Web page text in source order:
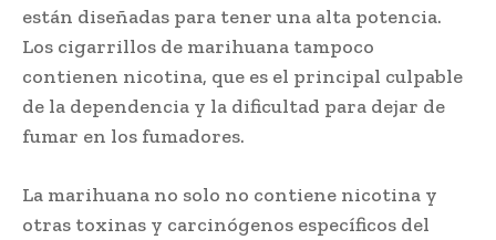
están diseñadas para tener una alta potencia.
Los cigarrillos de marihuana tampoco
contienen nicotina, que es el principal culpable
de la dependencia y la dificultad para dejar de
fumar en los fumadores.
La marihuana no solo no contiene nicotina y
otras toxinas y carcinógenos específicos del